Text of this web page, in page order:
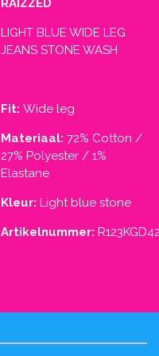
RAIZZED
LIGHT BLUE WIDE LEG
JEANS STONE WASH
Fit: Wide leg
Materiaal: 72% Cotton /
27% Polyester / 1%
Elastane
Kleur: Light blue stone
Artikelnummer: